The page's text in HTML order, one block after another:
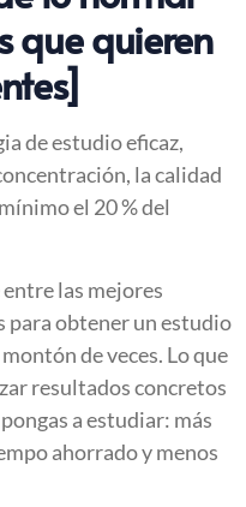
que quieren
de estudio eficaz,
la calidad
el 20 % del
las mejores
para obtener un estudio
de veces. Lo que
resultados concretos
a estudiar: más
ahorrado y menos